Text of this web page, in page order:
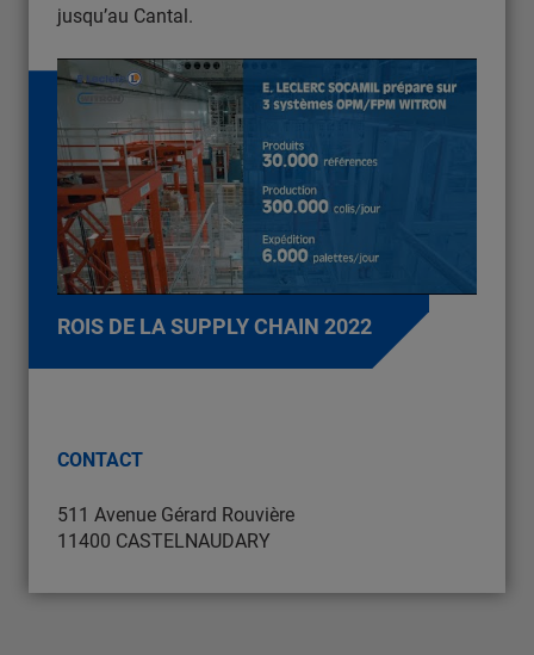
jusqu’au Cantal.
ROIS DE LA SUPPLY CHAIN 2022
CONTACT
511 Avenue Gérard Rouvière
11400 CASTELNAUDARY